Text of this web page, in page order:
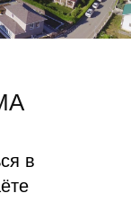
в